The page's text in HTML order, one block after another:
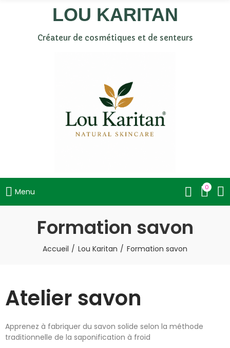
LOU KARITAN
Créateur de cosmétiques et de senteurs
Menu 0
Formation savon
Accueil Lou Karitan Formation savon
Atelier savon
Apprenez à fabriquer du savon solide selon la méthode
traditionnelle de la saponification à froid